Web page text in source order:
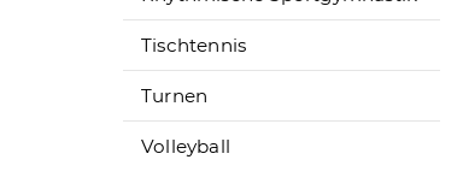
Tischtennis
Turnen
Volleyball